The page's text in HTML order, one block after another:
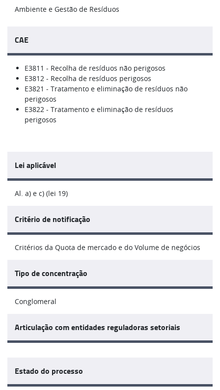
Ambiente e Gestão de Resíduos
CAE
E3811 - Recolha de resíduos não perigosos
E3812 - Recolha de resíduos perigosos
E3821 - Tratamento e eliminação de resíduos não
perigosos
E3822 - Tratamento e eliminação de resíduos
perigosos
Lei aplicável
Al. a) e c) (lei 19)
Critério de notificação
Critérios da Quota de mercado e do Volume de negócios
Tipo de concentração
Conglomeral
Articulação com entidades reguladoras setoriais
Estado do processo